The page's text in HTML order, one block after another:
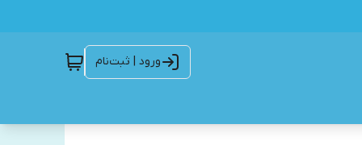
ورود | ثبت‌نام